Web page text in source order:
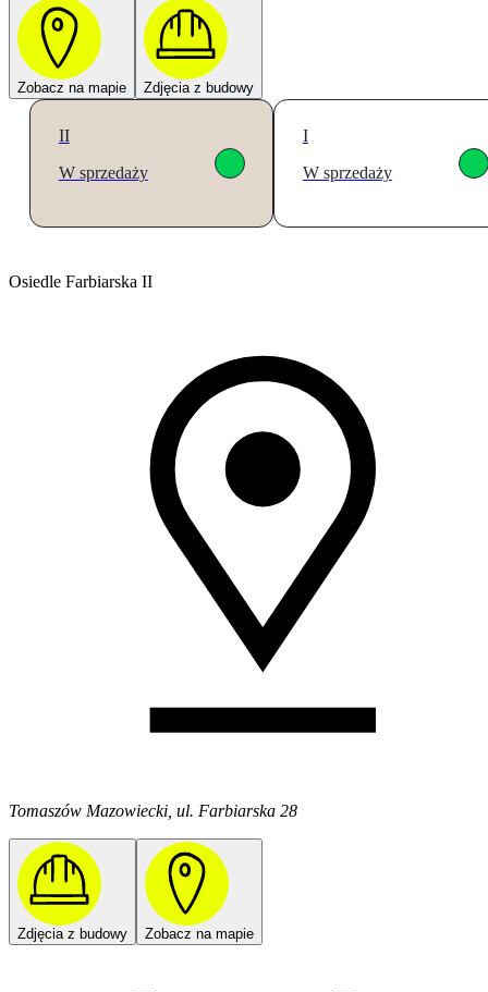
Zobacz na mapie Zdjęcia z budowy
II
W sprzedaży
I
W sprzedaży
Osiedle Farbiarska II
Tomaszów Mazowiecki, ul. Farbiarska 28
Zdjęcia z budowy Zobacz na mapie